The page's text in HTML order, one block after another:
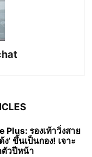
รองเท้าวิ่งสาย
’ ขึ้นเป็นกอง! เจาะ
ตัวปีหน้า